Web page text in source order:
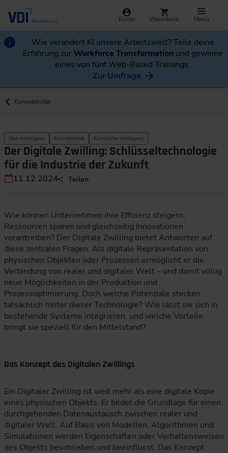
Konto Warenkorb Menü
Wie verändert KI unsere Arbeitswelt? Teile deine
Erfahrung zurWorkforce Transformation und gewinne
eines von fünf Web-Based Trainings.
Zur Umfrage
Konnektivität
Öko-Intelligenz Konnektivität Künstliche Intelligenz
Der Digitale Zwilling: Schlüsseltechnologie
für die Industrie der Zukunft
11.12.2024 Teilen
Wie können Unternehmen ihre Effizienz steigern,
Ressourcen sparen und gleichzeitig Innovationen
vorantreiben? Der Digitale Zwilling bietet Antworten auf
diese zentralen Fragen. Als digitale Repräsentation von
physischen Objekten oder Prozessen ermöglicht er die
Verbindung von realer und digitaler Welt – und damit völlig
neue Möglichkeiten in der Produktion und
Prozessoptimierung. Doch welche Potenziale stecken
tatsächlich hinter dieser Technologie? Wie lässt sie sich in
bestehende Systeme integrieren, und welche Vorteile
bringt sie speziell für den Mittelstand?
Das Konzept des Digitalen Zwillings
Ein Digitaler Zwilling ist weit mehr als eine digitale Kopie
eines physischen Objekts. Er bildet die Grundlage für einen
durchgehenden Datenaustausch zwischen realer und
digitaler Welt. Auf Basis von Modellen, Algorithmen und
Simulationen werden Eigenschaften oder Verhaltensweisen
des Objekts beschrieben und beeinflusst. Das Konzept